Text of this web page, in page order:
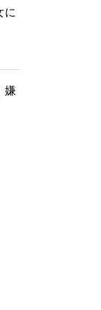
に
嫌